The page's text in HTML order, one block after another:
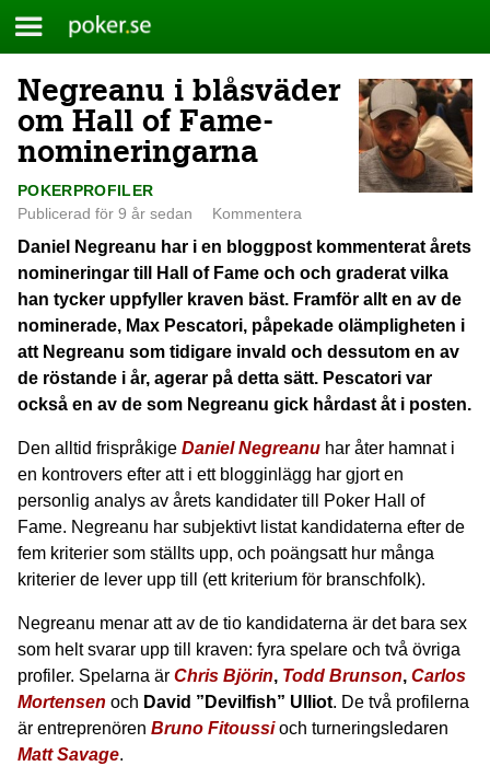
Skip
to
content
Meny
Poker.se
Negreanu i blåsväder
om Hall of Fame-
nomineringarna
POKERPROFILER
Publicerad för 9 år sedan
Kommentera
Daniel Negreanu har i en bloggpost kommenterat årets
nomineringar till Hall of Fame och och graderat vilka
han tycker uppfyller kraven bäst. Framför allt en av de
nominerade, Max Pescatori, påpekade olämpligheten i
att Negreanu som tidigare invald och dessutom en av
de röstande i år, agerar på detta sätt. Pescatori var
också en av de som Negreanu gick hårdast åt i posten.
Den alltid frispråkige Daniel Negreanu har åter hamnat i
en kontrovers efter att i ett blogginlägg har gjort en
personlig analys av årets kandidater till Poker Hall of
Fame. Negreanu har subjektivt listat kandidaterna efter de
fem kriterier som ställts upp, och poängsatt hur många
kriterier de lever upp till (ett kriterium för branschfolk).
Negreanu menar att av de tio kandidaterna är det bara sex
som helt svarar upp till kraven: fyra spelare och två övriga
profiler. Spelarna är Chris Björin, Todd Brunson, Carlos
Mortensen och David ”Devilfish” Ulliot. De två profilerna
är entreprenören Bruno Fitoussioch turneringsledaren
Matt Savage.